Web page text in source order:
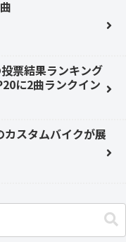
票結果ランキング
に2曲ランクイン
スタムバイクが展